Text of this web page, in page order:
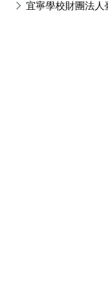
宜寧學校財團法